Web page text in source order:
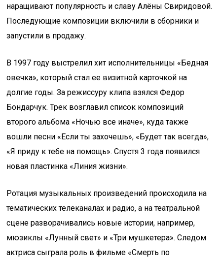
наращивают популярность и славу Алёны Свиридовой.
Последующие композиции включили в сборники и
запустили в продажу.
В 1997 году выстрелил хит исполнительницы «Бедная
овечка», который стал ее визитной карточкой на
долгие годы. За режиссуру клипа взялся Федор
Бондарчук. Трек возглавил список композиций
второго альбома «Ночью все иначе», куда также
вошли песни «Если ты захочешь», «Будет так всегда»,
«Я приду к тебе на помощь». Спустя 3 года появился
новая пластинка «Линия жизни».
Ротация музыкальных произведений происходила на
тематических телеканалах и радио, а на театральной
сцене разворачивались новые истории, например,
мюзиклы «Лунный свет» и «Три мушкетера». Следом
актриса сыграла роль в фильме «Смерть по